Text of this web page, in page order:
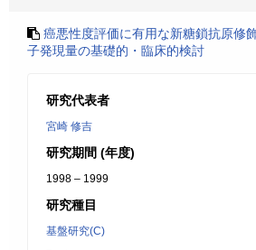
癌悪性度評価に有用な新糖鎖抗原修
子発現量の基礎的・臨床的検討
研究代表者
宮崎 修吉
研究期間 (年度)
1998 – 1999
研究種目
基盤研究(C)